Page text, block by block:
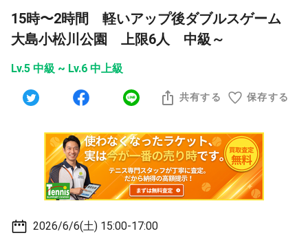
15時〜2時間 軽いアップ後ダブルスゲーム
大島小松川公園 上限6人 中級～
Lv.5 中級 ~ Lv.6 中上級
共有する 保存する
2026/6/6(土) 15:00-17:00